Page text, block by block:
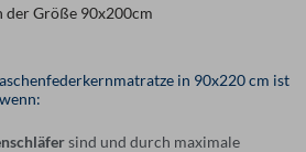
der Größe 90x200cm
in 90x220 cm ist
sind und durch maximale